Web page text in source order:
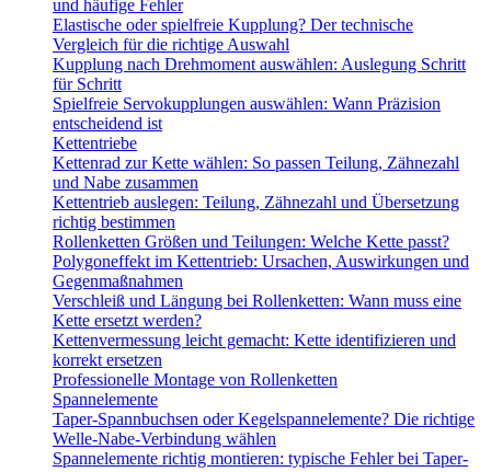
und häufige Fehler
Elastische oder spielfreie Kupplung? Der technische
Vergleich für die richtige Auswahl
Kupplung nach Drehmoment auswählen: Auslegung Schritt
für Schritt
Spielfreie Servokupplungen auswählen: Wann Präzision
entscheidend ist
Kettentriebe
Kettenrad zur Kette wählen: So passen Teilung, Zähnezahl
und Nabe zusammen
Kettentrieb auslegen: Teilung, Zähnezahl und Übersetzung
richtig bestimmen
Rollenketten Größen und Teilungen: Welche Kette passt?
Polygoneffekt im Kettentrieb: Ursachen, Auswirkungen und
Gegenmaßnahmen
Verschleiß und Längung bei Rollenketten: Wann muss eine
Kette ersetzt werden?
Kettenvermessung leicht gemacht: Kette identifizieren und
korrekt ersetzen
Professionelle Montage von Rollenketten
Spannelemente
Taper-Spannbuchsen oder Kegelspannelemente? Die richtige
Welle-Nabe-Verbindung wählen
Spannelemente richtig montieren: typische Fehler bei Taper-